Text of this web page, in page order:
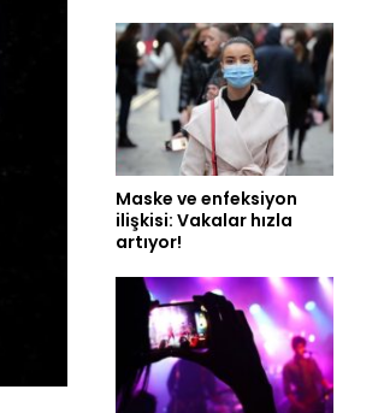
Maske ve enfeksiyon
ilişkisi: Vakalar hızla
artıyor!